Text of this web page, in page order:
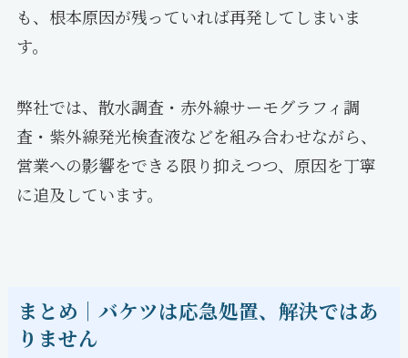
も、根本原因が残っていれば再発してしまいま
す。
弊社では、散水調査・赤外線サーモグラフィ調
査・紫外線発光検査液などを組み合わせながら、
営業への影響をできる限り抑えつつ、原因を丁寧
に追及しています。
まとめ｜バケツは応急処置、解決ではあ
りません